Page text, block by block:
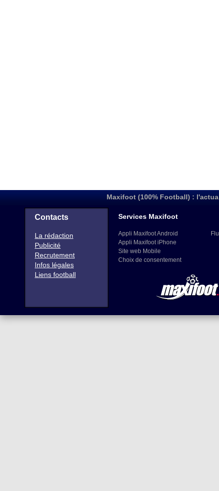
Maxifoot (100% Football) :
Contacts
La rédaction
Publicité
Recrutement
Infos légales
Liens football
Services Maxifoot
Appli Maxifoot Android
Appli Maxifoot iPhone
Site web Mobile
Choix de consentement